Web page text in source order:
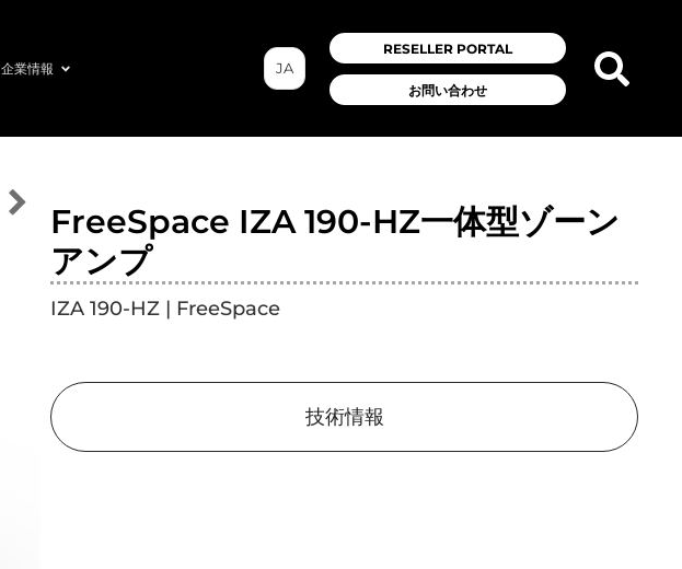
企業情報
RESELLER PORTAL
お問い合わせ
JA
FreeSpace IZA 190-HZ一体型ゾーン
アンプ
IZA 190-HZ | FreeSpace
技術情報